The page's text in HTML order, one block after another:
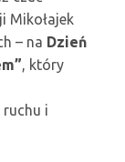
Mikołajek
– na Dzień
, który
ruchu i